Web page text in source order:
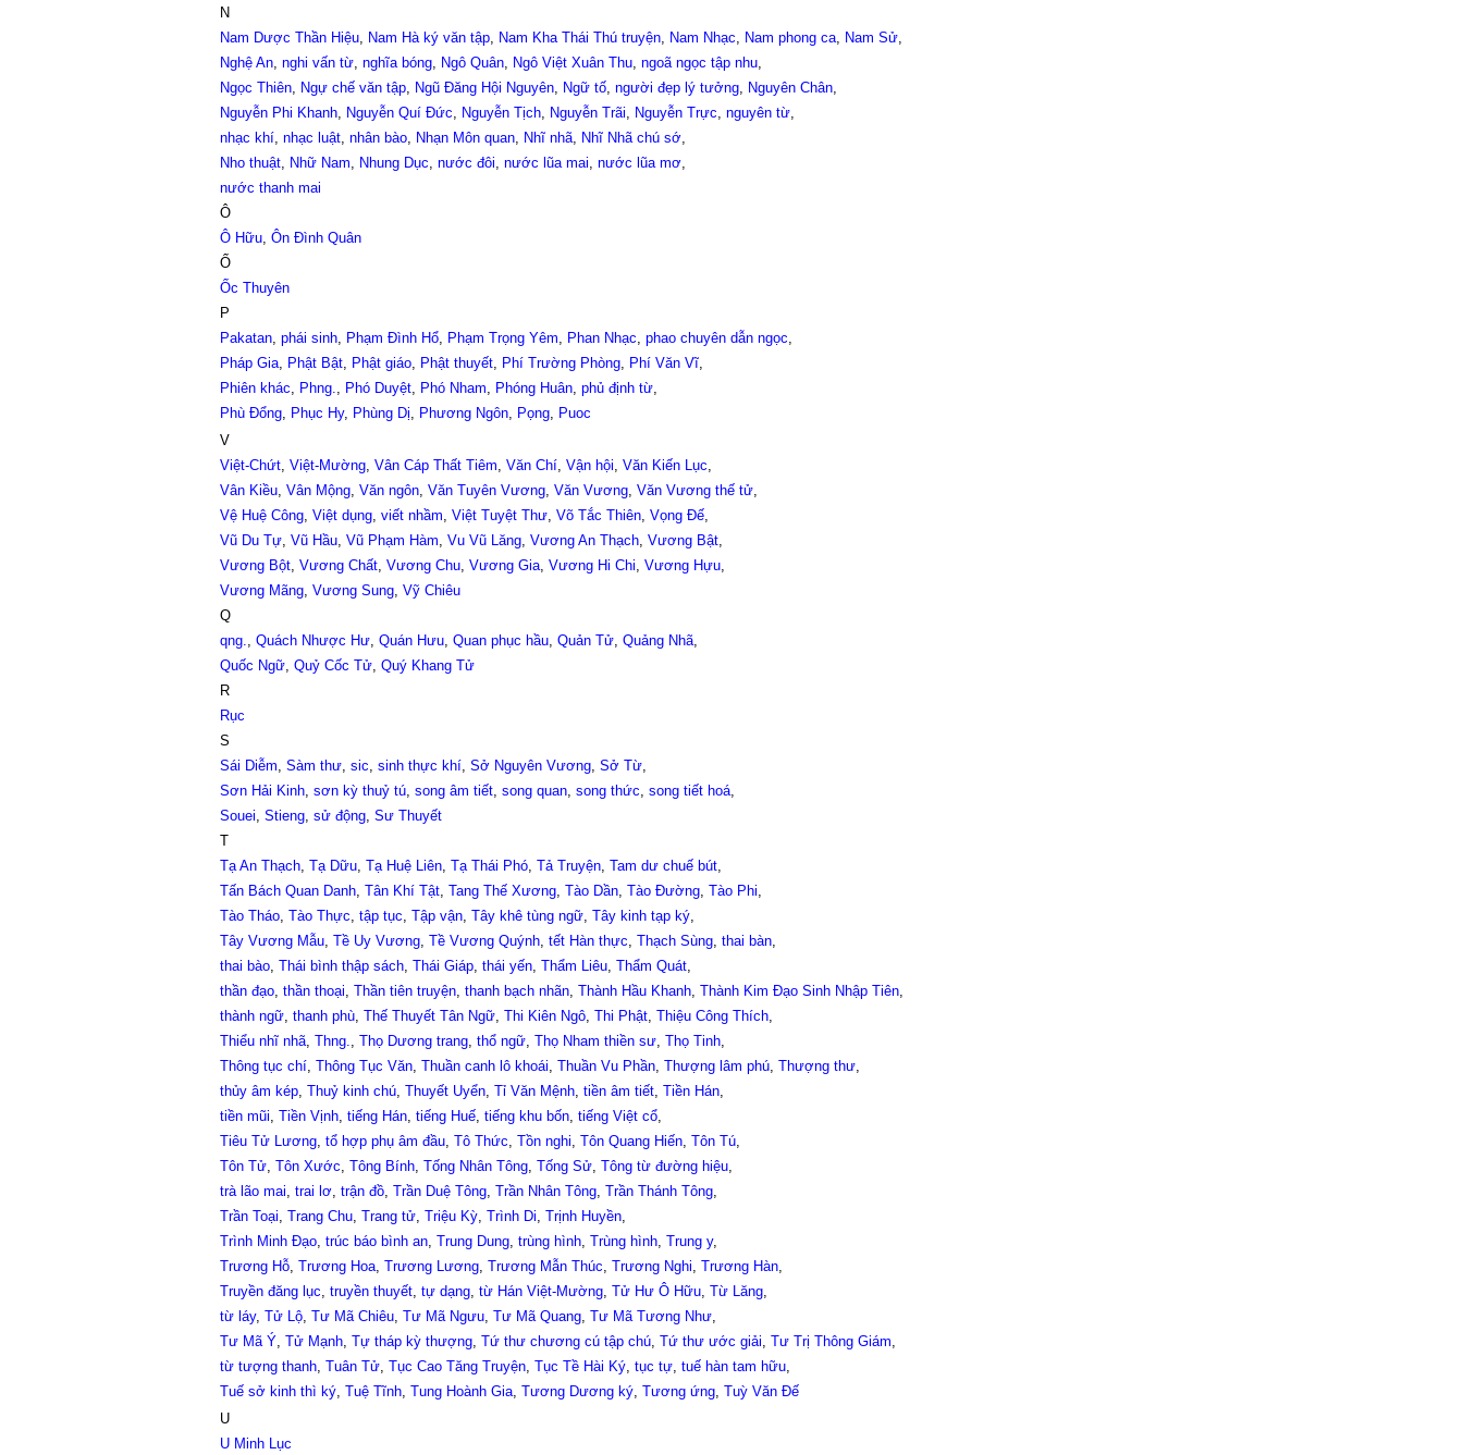
N
Nam Dược Thần Hiệu, Nam Hà ký văn tập, Nam Kha Thái Thú truyện, Nam Nhạc, Nam phong ca, Nam Sử,
Nghệ An, nghi vấn từ, nghĩa bóng, Ngô Quân, Ngô Việt Xuân Thu, ngoã ngọc tập nhu,
Ngọc Thiên, Ngự chế văn tập, Ngũ Đăng Hội Nguyên, Ngữ tố, người đẹp lý tưởng, Nguyên Chân,
Nguyễn Phi Khanh, Nguyễn Quí Đức, Nguyễn Tịch, Nguyễn Trãi, Nguyễn Trực, nguyên từ,
nhạc khí, nhạc luật, nhân bào, Nhạn Môn quan, Nhĩ nhã, Nhĩ Nhã chú sớ,
Nho thuật, Nhữ Nam, Nhung Dục, nước đôi, nước lũa mai, nước lũa mơ,
nước thanh mai
Ô
Ô Hữu, Ôn Đình Quân
Ố
Ốc Thuyên
P
Pakatan, phái sinh, Phạm Đình Hổ, Phạm Trọng Yêm, Phan Nhạc, phao chuyên dẫn ngọc,
Pháp Gia, Phật Bật, Phật giáo, Phật thuyết, Phí Trường Phòng, Phí Văn Vĩ,
Phiên khác, Phng., Phó Duyệt, Phó Nham, Phóng Huân, phủ định từ,
Phù Đổng, Phục Hy, Phùng Dị, Phương Ngôn, Pọng, Puoc
V
Việt-Chứt, Việt-Mường, Vân Cáp Thất Tiêm, Văn Chí, Vận hội, Văn Kiến Lục,
Vân Kiều, Vân Mộng, Văn ngôn, Văn Tuyên Vương, Văn Vương, Văn Vương thế tử,
Vệ Huệ Công, Việt dụng, viết nhầm, Việt Tuyệt Thư, Võ Tắc Thiên, Vọng Đế,
Vũ Du Tự, Vũ Hầu, Vũ Phạm Hàm, Vu Vũ Lăng, Vương An Thạch, Vương Bật,
Vương Bột, Vương Chất, Vương Chu, Vương Gia, Vương Hi Chi, Vương Hựu,
Vương Mãng, Vương Sung, Vỹ Chiêu
Q
qng., Quách Nhược Hư, Quán Hưu, Quan phục hầu, Quản Tử, Quảng Nhã,
Quốc Ngữ, Quỷ Cốc Tử, Quý Khang Tử
R
Rục
S
Sái Diễm, Sàm thư, sic, sinh thực khí, Sở Nguyên Vương, Sở Từ,
Sơn Hải Kinh, sơn kỳ thuỷ tú, song âm tiết, song quan, song thức, song tiết hoá,
Souei, Stieng, sử động, Sư Thuyết
T
Tạ An Thạch, Tạ Dữu, Tạ Huệ Liên, Tạ Thái Phó, Tả Truyện, Tam dư chuế bút,
Tấn Bách Quan Danh, Tân Khí Tật, Tang Thế Xương, Tào Dần, Tào Đường, Tào Phi,
Tào Tháo, Tào Thực, tập tục, Tập vận, Tây khê tùng ngữ, Tây kinh tạp ký,
Tây Vương Mẫu, Tề Uy Vương, Tề Vương Quýnh, tết Hàn thực, Thạch Sùng, thai bàn,
thai bào, Thái bình thập sách, Thái Giáp, thái yến, Thẩm Liêu, Thẩm Quát,
thần đạo, thần thoại, Thần tiên truyện, thanh bạch nhãn, Thành Hầu Khanh, Thành Kim Đạo Sinh Nhập Tiên,
thành ngữ, thanh phù, Thế Thuyết Tân Ngữ, Thi Kiên Ngô, Thi Phật, Thiệu Công Thích,
Thiểu nhĩ nhã, Thng., Thọ Dương trang, thổ ngữ, Thọ Nham thiền sư, Thọ Tinh,
Thông tục chí, Thông Tục Văn, Thuần canh lô khoái, Thuần Vu Phần, Thượng lâm phú, Thượng thư,
thủy âm kép, Thuỷ kinh chú, Thuyết Uyển, Tỉ Văn Mệnh, tiền âm tiết, Tiền Hán,
tiền mũi, Tiền Vịnh, tiếng Hán, tiếng Huế, tiếng khu bốn, tiếng Việt cổ,
Tiêu Tử Lương, tổ hợp phụ âm đầu, Tô Thức, Tồn nghi, Tôn Quang Hiến, Tôn Tú,
Tôn Tử, Tôn Xước, Tông Bính, Tống Nhân Tông, Tống Sử, Tông từ đường hiệu,
trà lão mai, trai lơ, trận đồ, Trần Duệ Tông, Trần Nhân Tông, Trần Thánh Tông,
Trần Toại, Trang Chu, Trang tử, Triệu Kỳ, Trình Di, Trịnh Huyền,
Trình Minh Đạo, trúc báo bình an, Trung Dung, trùng hình, Trùng hình, Trung y,
Trương Hỗ, Trương Hoa, Trương Lương, Trương Mẫn Thúc, Trương Nghi, Trương Hàn,
Truyền đăng lục, truyền thuyết, tự dạng, từ Hán Việt-Mường, Tử Hư Ô Hữu, Từ Lăng,
từ láy, Tử Lộ, Tư Mã Chiêu, Tư Mã Ngưu, Tư Mã Quang, Tư Mã Tương Như,
Tư Mã Ý, Tử Mạnh, Tự tháp kỳ thượng, Tứ thư chương cú tập chú, Tứ thư ước giải, Tư Trị Thông Giám,
từ tượng thanh, Tuân Tử, Tục Cao Tăng Truyện, Tục Tề Hài Ký, tục tự, tuế hàn tam hữu,
Tuế sở kinh thì ký, Tuệ Tĩnh, Tung Hoành Gia, Tương Dương ký, Tương ứng, Tuỳ Văn Đế
U
U Minh Lục